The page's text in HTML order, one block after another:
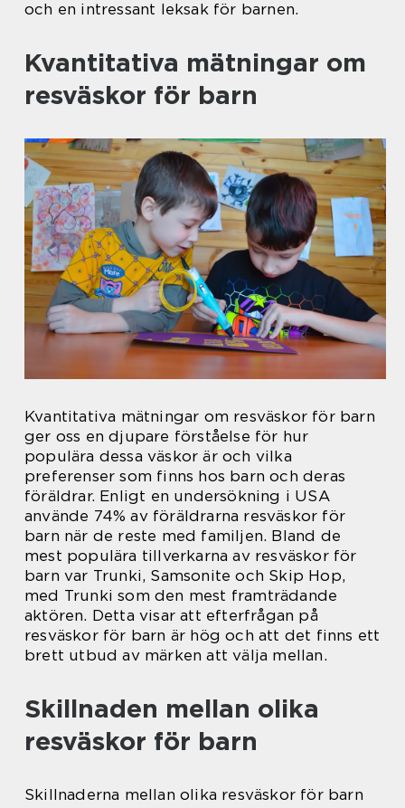
och en intressant leksak för barnen.
Kvantitativa mätningar om
resväskor för barn
Kvantitativa mätningar om resväskor för barn
ger oss en djupare förståelse för hur
populära dessa väskor är och vilka
preferenser som finns hos barn och deras
föräldrar. Enligt en undersökning i USA
använde 74% av föräldrarna resväskor för
barn när de reste med familjen. Bland de
mest populära tillverkarna av resväskor för
barn var Trunki, Samsonite och Skip Hop,
med Trunki som den mest framträdande
aktören. Detta visar att efterfrågan på
resväskor för barn är hög och att det finns ett
brett utbud av märken att välja mellan.
Skillnaden mellan olika
resväskor för barn
Skillnaderna mellan olika resväskor för barn